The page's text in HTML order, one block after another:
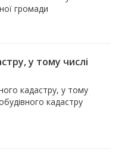
громади
у тому числі
кадастру, у тому
кадастру